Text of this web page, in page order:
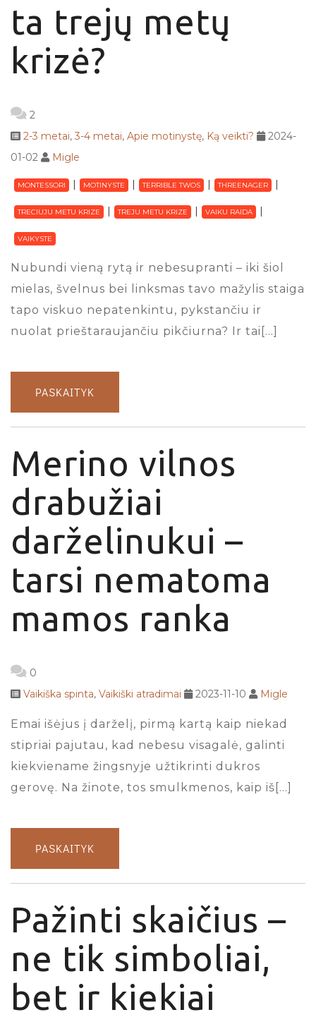
ta trejų metų
krizė?
2
2-3 metai, 3-4 metai, Apie motinystę, Ką veikti?
2024-
01-02
Migle
MONTESSORI MOTINYSTE TERRIBLE TWOS THREENAGER
TRECIUJU METU KRIZE TREJU METU KRIZE VAIKU RAIDA
VAIKYSTE
Nubundi vieną rytą ir nebesupranti – iki šiol
mielas, švelnus bei linksmas tavo mažylis staiga
tapo viskuo nepatenkintu, pykstančiu ir
nuolat prieštaraujančiu pikčiurna? Ir tai[…]
PASKAITYK
Merino vilnos
drabužiai
darželinukui –
tarsi nematoma
mamos ranka
0
Vaikiška spinta, Vaikiški atradimai 2023-11-10 Migle
Emai išėjus į darželį, pirmą kartą kaip niekad
stipriai pajutau, kad nebesu visagalė, galinti
kiekviename žingsnyje užtikrinti dukros
gerovę. Na žinote, tos smulkmenos, kaip iš[…]
PASKAITYK
Pažinti skaičius –
ne tik simboliai,
bet ir kiekiai